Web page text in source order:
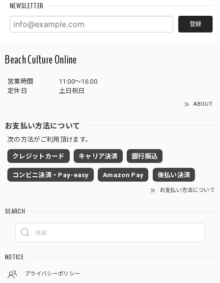
NEWSLETTER
登録
Beach Culture Online
営業時間
11:00～16:00
定休日
土日祝日
ABOUT
お支払い方法について
次の方法がご利用頂けます。
クレジットカード キャリア決済 銀行振込
コンビニ決済・Pay-easy Amazon Pay 後払い決済
お支払い方法について
SEARCH
NOTICE
プライバシーポリシー